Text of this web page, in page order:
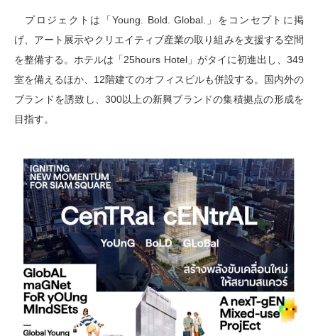
プロジェクトは「Young. Bold. Global.」をコンセプトに掲
げ、アート展示やクリエイティブ産業の取り組みを支援する空間
を整備する。ホテルは「25hours Hotel」がタイに初進出し、349
室を備えるほか、12階建てのオフィスビルも併設する。国内外の
ブランドを誘致し、300以上の新興ブランドの集積拠点の形成を
目指す。